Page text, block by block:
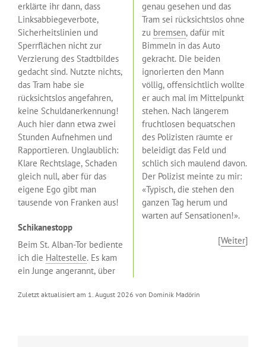
erklärte ihr dann, dass
Linksabbiegeverbote,
Sicherheitslinien und
Sperrflächen nicht zur
Verzierung des Stadtbildes
gedacht sind. Nutzte nichts,
das Tram habe sie
rücksichtslos angefahren,
keine Schuldanerkennung!
Auch hier dann etwa zwei
Stunden Aufnehmen und
Rapportieren. Unglaublich:
Klare Rechtslage, Schaden
gleich null, aber für das
eigene Ego gibt man
tausende von Franken aus!
Schikanestopp
Beim St. Alban-Tor bediente
ich die Haltestelle. Es kam
ein Junge angerannt, über
genau gesehen und das
Tram sei rücksichtslos ohne
zu bremsen, dafür mit
Bimmeln in das Auto
gekracht. Die beiden
ignorierten den Mann
völlig, offensichtlich wollte
er auch mal im Mittelpunkt
stehen. Nach längerem
fruchtlosen bequatschen
des Polizisten räumte er
beleidigt das Feld und
schlich sich maulend davon.
Der Polizist meinte zu mir:
«Typisch, die stehen den
ganzen Tag herum und
warten auf Sensationen!».
[Weiter]
Zuletzt aktualisiert am 1. August 2026 von Dominik Madörin